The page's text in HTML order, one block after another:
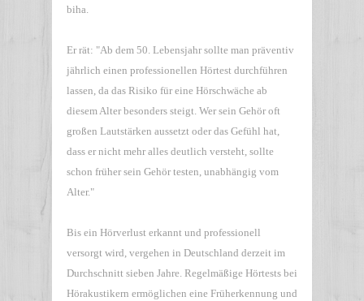
biha.
Er rät: "Ab dem 50. Lebensjahr sollte man präventiv
jährlich einen professionellen Hörtest durchführen
lassen, da das Risiko für eine Hörschwäche ab
diesem Alter besonders steigt. Wer sein Gehör oft
großen Lautstärken aussetzt oder das Gefühl hat,
dass er nicht mehr alles deutlich versteht, sollte
schon früher sein Gehör testen, unabhängig vom
Alter."
Bis ein Hörverlust erkannt und professionell
versorgt wird, vergehen in Deutschland derzeit im
Durchschnitt sieben Jahre. Regelmäßige Hörtests bei
Hörakustikern ermöglichen eine Früherkennung und